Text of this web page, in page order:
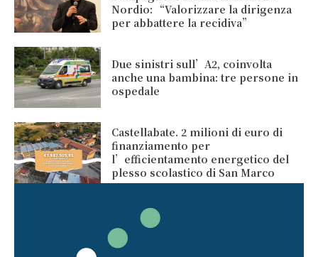
Nordio: “Valorizzare la dirigenza
per abbattere la recidiva”
Due sinistri sull’A2, coinvolta
anche una bambina: tre persone in
ospedale
Castellabate. 2 milioni di euro di
finanziamento per
l’efficientamento energetico del
plesso scolastico di San Marco